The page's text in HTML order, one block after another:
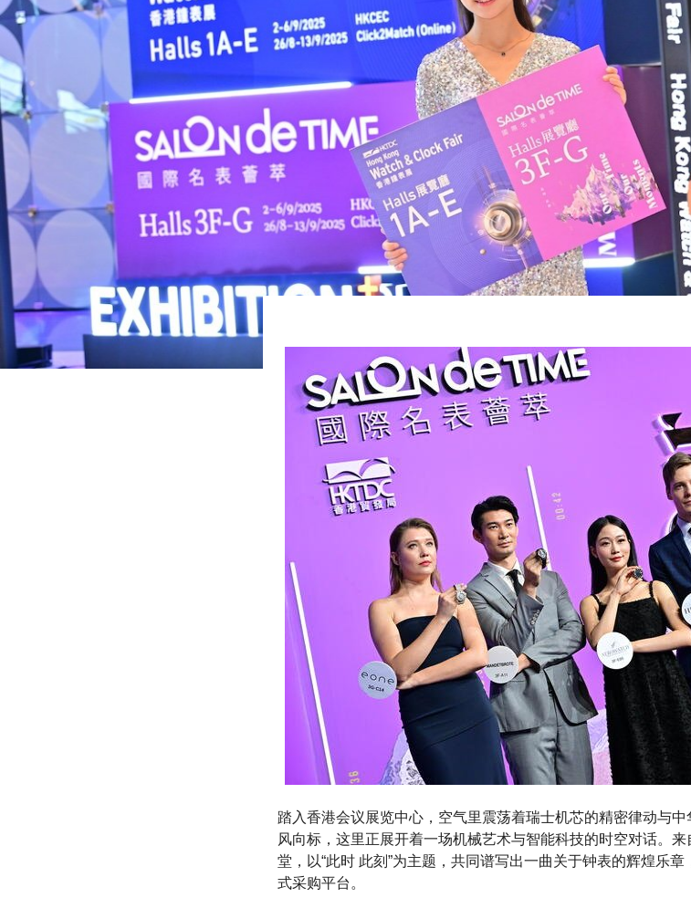
踏入香港会议展览中心，空气里震荡着瑞士机芯的精密律动与
风向标，这里正展开着一场机械艺术与智能科技的时空对话。
堂，以“此时 此刻”为主题，共同谱写出一曲关于钟表的辉煌乐
式采购平台。